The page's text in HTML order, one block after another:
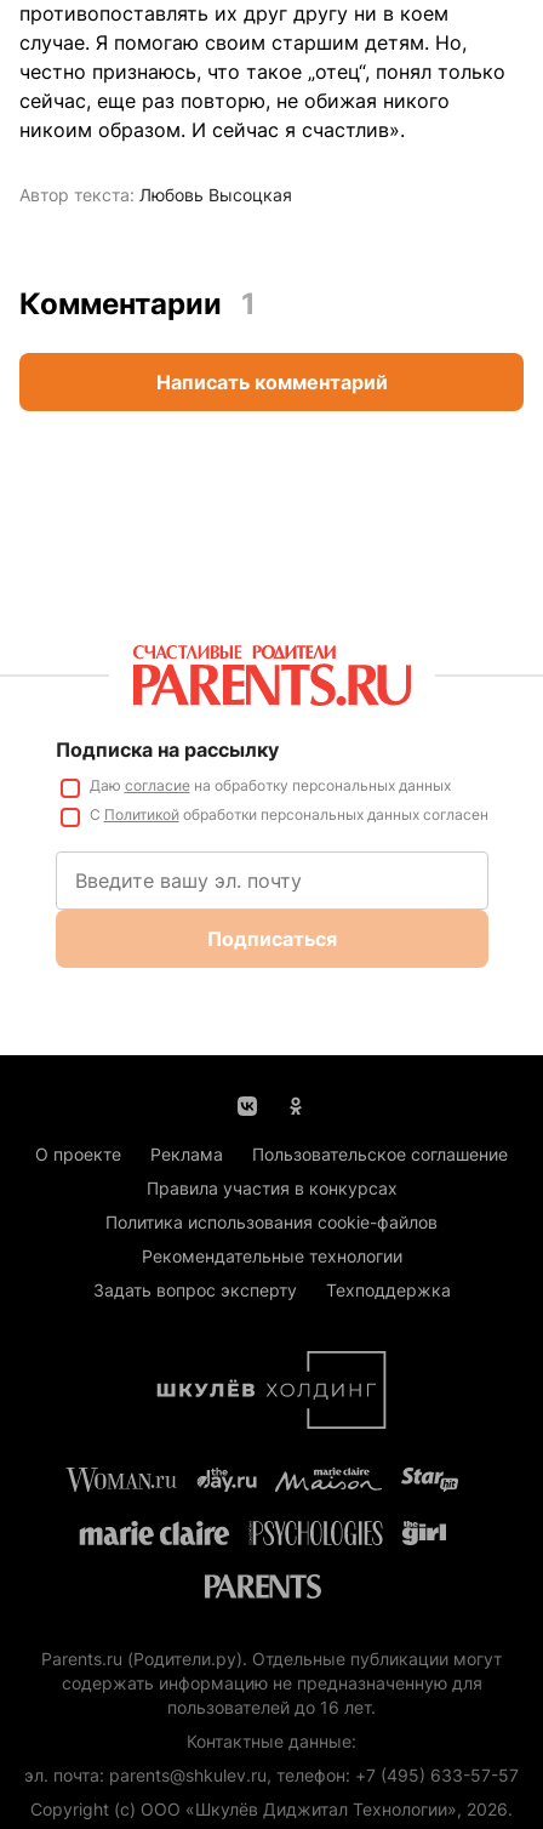
противопоставлять их друг другу ни в коем
случае. Я помогаю своим старшим детям. Но,
честно признаюсь, что такое „отец“, понял только
сейчас, еще раз повторю, не обижая никого
никоим образом. И сейчас я счастлив».
Автор текста: Любовь Высоцкая
Комментарии 1
Написать комментарий
Подписка на рассылку
Даю согласиена обработку персональных данных
С Политикойобработки персональных данных согласен
Подписаться
О проекте Реклама
Пользовательское соглашение
Правила участия в конкурсах
Политика использования cookie-файлов
Рекомендательные технологии
Задать вопрос эксперту
Техподдержка
Parents.ru (Родители.ру). Отдельные публикации могут
содержать информацию не предназначенную для
пользователей до 16 лет.
Контактные данные:
эл. почта: parents@shkulev.ru, телефон: +7 (495) 633-57-57
Copyright (с) ООО «Шкулёв Диджитал Технологии», 2026.